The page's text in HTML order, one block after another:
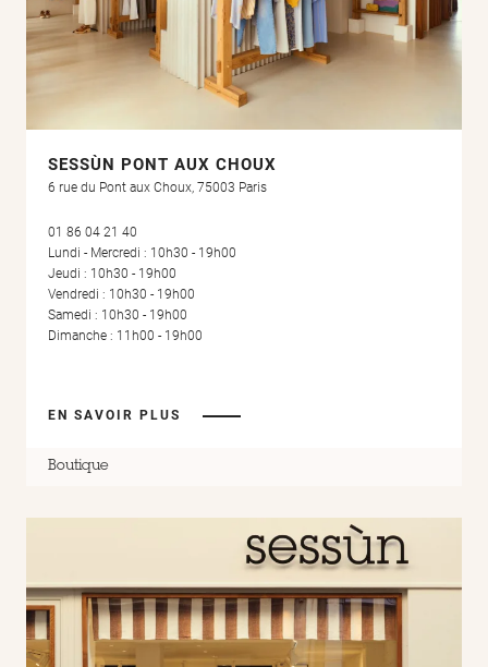
SESSÙN PONT AUX CHOUX
6 rue du Pont aux Choux, 75003 Paris
01 86 04 21 40
Lundi - Mercredi : 10h30 - 19h00
Jeudi : 10h30 - 19h00
Vendredi : 10h30 - 19h00
Samedi : 10h30 - 19h00
Dimanche : 11h00 - 19h00
EN SAVOIR PLUS
Boutique